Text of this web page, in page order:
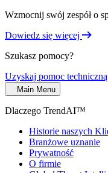
Wzmocnij swój zespół o
Dowiedz się więcej
Szukasz pomocy?
Uzyskaj pomoc techniczną
Main Menu
Dlaczego TrendAI™
Historie naszych
Branżowe uznanie
Prywatność
O firmie